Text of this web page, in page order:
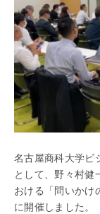
名古屋商科大学ビ
として、野々村健
おける「問いかけ
に開催しました。